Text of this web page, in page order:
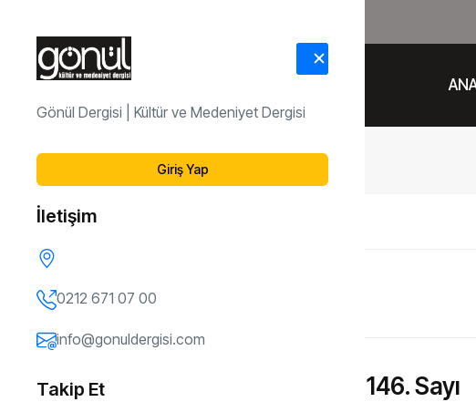
Gönül Dergisi | Kültür ve Medeniyet Dergisi
Giriş Yap
İletişim
0212 671 07 00
info@gonuldergisi.com
Takip Et
Dergi Arşivi 146. Sayı
145. Sayı
146. Sayı